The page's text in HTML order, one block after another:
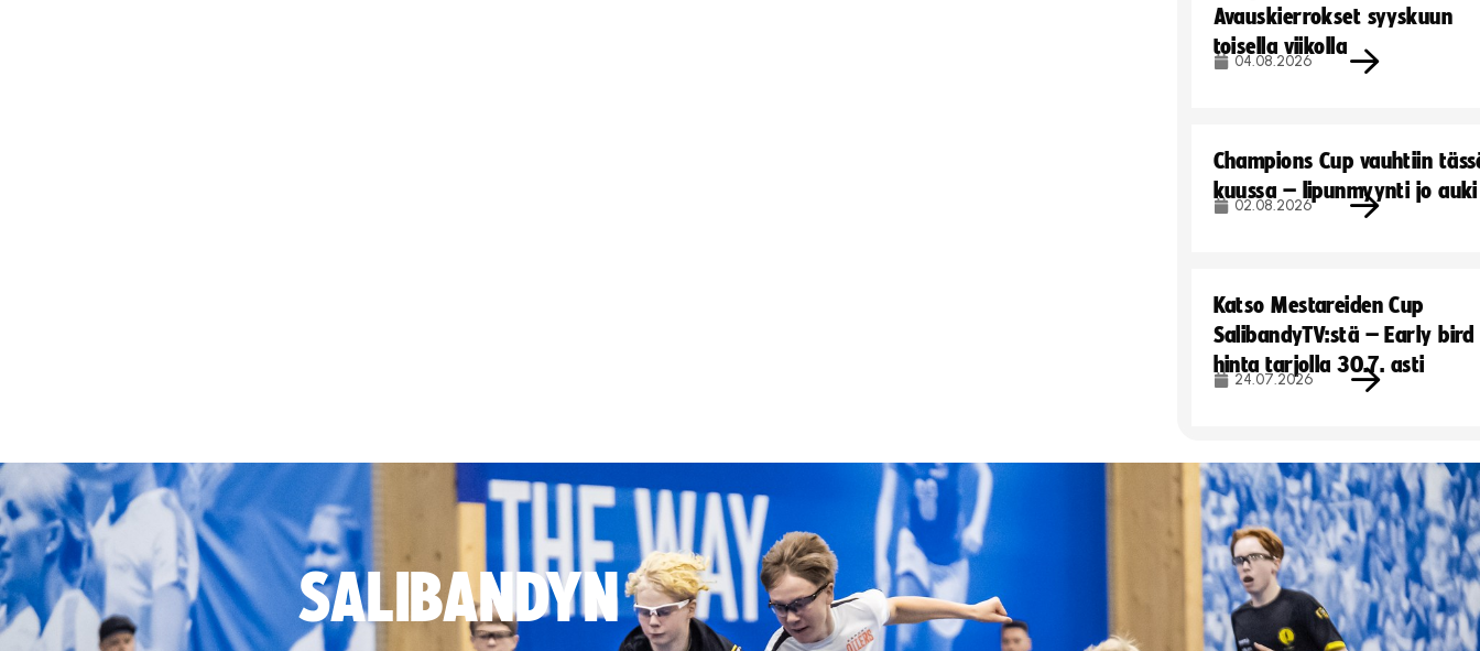
Avauskierrokset syyskuun
toisella viikolla
04.08.2026
Champions Cup vauhtiin
kuussa – lipunmyynti jo auki
02.08.2026
Katso Mestareiden Cup
SalibandyTV:stä – Early
hinta tarjolla 30.7. asti
24.07.2026
SALIBANDYN